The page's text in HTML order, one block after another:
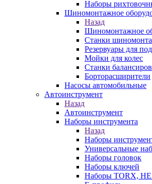
Наборы
Шиномонтажное
Назад
Шиномонтажное
Станки
Резервуары для
Мойки для колес
Станки
Борторасширители
Насосы автомобильные
Автоинструмент
Назад
Автоинструмент
Наборы инструмента
Назад
Наборы
Универсальные
Наборы головок
Наборы ключей
Наборы TORX,